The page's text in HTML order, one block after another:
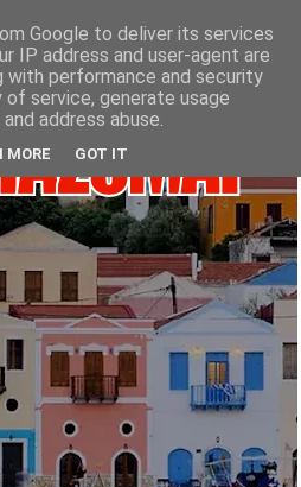
Google to deliver its services
IP address and user-agent are
with performance and security
service, generate usage
address abuse.
MORE GOT IT